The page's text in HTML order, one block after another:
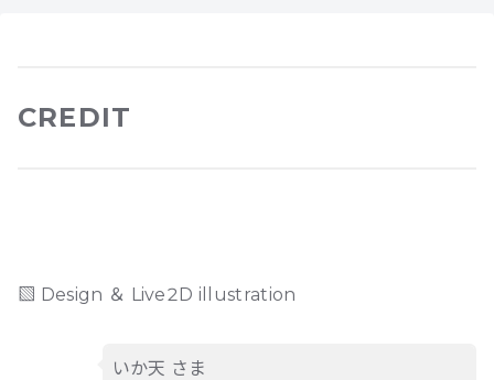
CREDIT
▧ Design ＆ Live2D illustration
いか天 さま